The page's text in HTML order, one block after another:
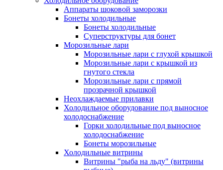
Аппараты шоковой заморозки
Бонеты холодильные
Бонеты холодильные
Суперструктуры для бонет
Морозильные лари
Морозильные лари с глухой крышкой
Морозильные лари с крышкой из
гнутого стекла
Морозильные лари с прямой
прозрачной крышкой
Неохлаждаемые прилавки
Холодильное оборудование под выносное
холодоснабжение
Горки холодильные под выносное
холодоснабжение
Бонеты морозильные
Холодильные витрины
Витрины "рыба на льду" (витрины